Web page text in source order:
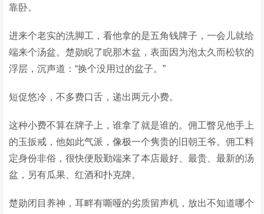
靠卧。
进来个老实的洗脚工，看他拿的是五角钱牌子，一会儿就给
端来个汤盆。楚勋睨了睨那木盆，表面因为泡太久而松软的
浮层，沉声道：“换个没用过的盆子。”
短促悠冷，不多费口舌，递出两元小费。
这种小费不算在牌子上，谁拿了就是谁的。佣工瞥见他手上
的玉扳戒，他如此气派，像极一个隽贵的旧朝王爷。佣工料
定身份非俗，很快便殷勤端来了本店最好、最贵、最新的汤
盆，另有瓜果、红酒和扑克牌。
楚勋闭目养神，耳畔有嘶哑的劣质留声机，放出不知道哪个